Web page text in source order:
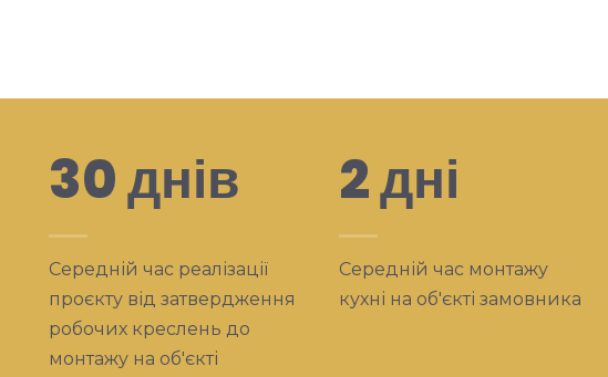
30 днів
Середній час реалізації
проєкту від затвердження
робочих креслень до
монтажу на об'єкті
2 дні
Середній час монтажу
кухні на об'єкті замовника